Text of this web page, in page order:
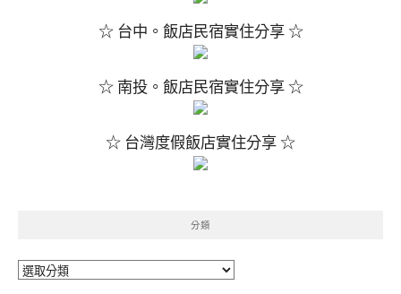
☆ 台中。飯店民宿實住分享 ☆
☆ 南投。飯店民宿實住分享 ☆
☆ 台灣度假飯店實住分享 ☆
分類
分